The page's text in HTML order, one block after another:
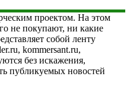
проектом. На этом
не покупают, ни какие
собой ленту
kommersant.ru,
без искажения,
публикуемых новостей